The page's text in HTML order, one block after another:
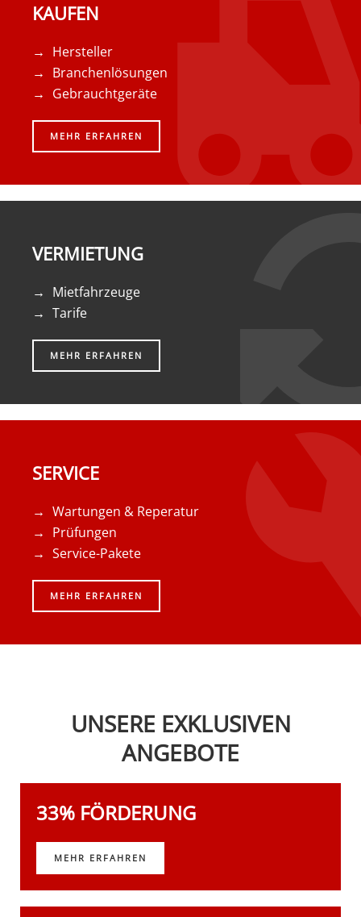
KAUFEN
Hersteller
Branchenlösungen
Gebrauchtgeräte
MEHR ERFAHREN
VERMIETUNG
Mietfahrzeuge
Tarife
MEHR ERFAHREN
SERVICE
Wartungen & Reperatur
Prüfungen
Service-Pakete
MEHR ERFAHREN
UNSERE EXKLUSIVEN
ANGEBOTE
33% FÖRDERUNG
MEHR ERFAHREN